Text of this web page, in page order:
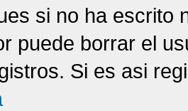
si no ha escrito
puede borrar el
Si es asi